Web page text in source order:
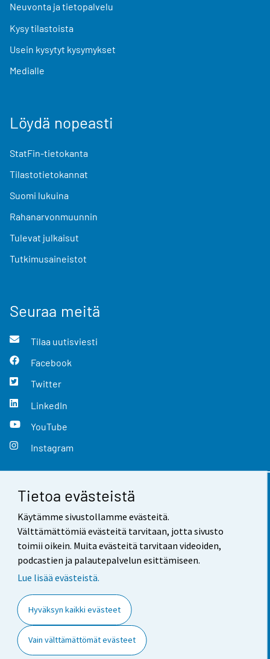
Tietoa evästeistä
Käytämme sivustollamme evästeitä.
Välttämättömiä evästeitä tarvitaan, jotta sivusto
toimii oikein. Muita evästeitä tarvitaan videoiden,
podcastien ja palautepalvelun esittämiseen.
Lue lisää evästeistä.
Hyväksyn kaikki evästeet
Vain välttämättömät evästeet
Neuvonta ja tietopalvelu
Kysy tilastoista
Usein kysytyt kysymykset
Medialle
Löydä nopeasti
StatFin-tietokanta
Tilastotietokannat
Suomi lukuina
Rahanarvonmuunnin
Tulevat julkaisut
Tutkimusaineistot
Seuraa meitä
Tilaa uutisviesti
Facebook
Twitter
LinkedIn
YouTube
Instagram
Yhteystiedot
Palaute
Käyttöehdot
Saavutettavuus
Tietoa sivustosta
Evästeasetukset